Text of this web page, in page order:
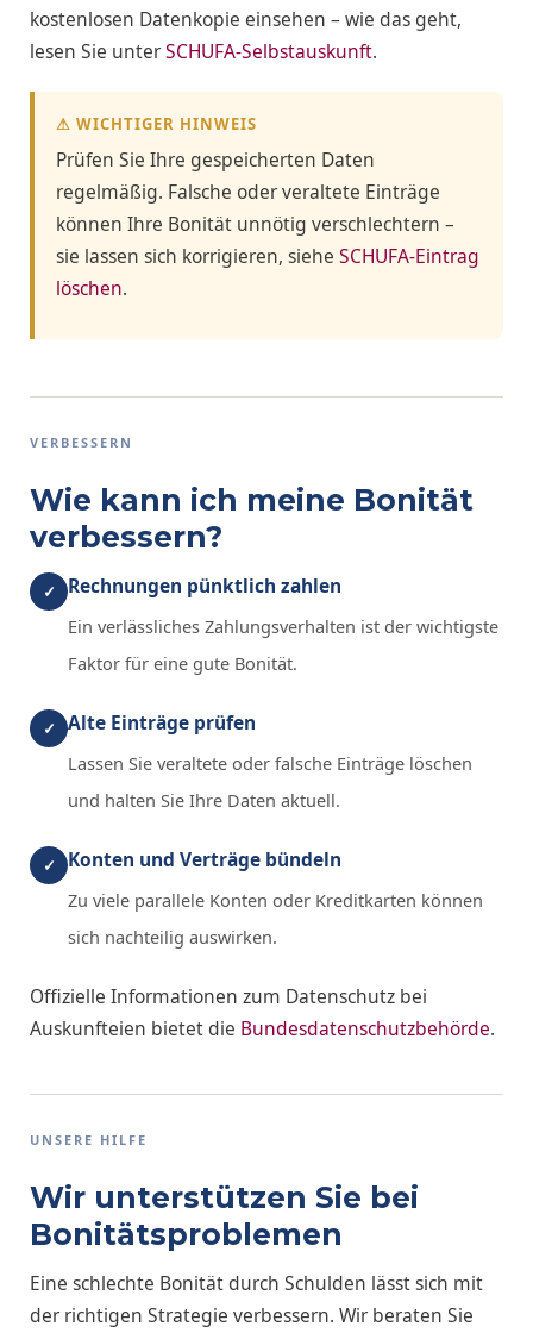
kostenlosen Datenkopie einsehen – wie das geht,
lesen Sie unterSCHUFA-Selbstauskunft.
⚠ WICHTIGER HINWEIS
Prüfen Sie Ihre gespeicherten Daten
regelmäßig. Falsche oder veraltete Einträge
können Ihre Bonität unnötig verschlechtern –
sie lassen sich korrigieren, siehe SCHUFA-Eintrag
löschen.
VERBESSERN
Wie kann ich meine Bonität
verbessern?
✓ Rechnungen pünktlich zahlen
Ein verlässliches Zahlungsverhalten ist der wichtigste
Faktor für eine gute Bonität.
✓ Alte Einträge prüfen
Lassen Sie veraltete oder falsche Einträge löschen
und halten Sie Ihre Daten aktuell.
✓ Konten und Verträge bündeln
Zu viele parallele Konten oder Kreditkarten können
sich nachteilig auswirken.
Offizielle Informationen zum Datenschutz bei
Auskunfteien bietet die Bundesdatenschutzbehörde.
UNSERE HILFE
Wir unterstützen Sie bei
Bonitätsproblemen
Eine schlechte Bonität durch Schulden lässt sich mit
der richtigen Strategie verbessern. Wir beraten Sie